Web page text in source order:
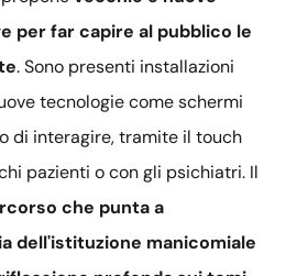
per far capire al pubblico le
. Sono presenti installazioni
tecnologie come schermi
di interagire, tramite il touch
pazienti o con gli psichiatri. Il
che punta a
dell'istituzione manicomiale